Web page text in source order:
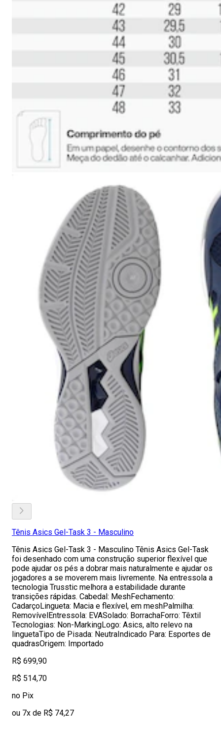
Tênis Asics Gel-Task 3 - Masculino
Tênis Asics Gel-Task 3 - Masculino Tênis Asics Gel-Task
foi desenhado com uma construção superior flexível que
pode ajudar os pés a dobrar mais naturalmente e ajudar os
jogadores a se moverem mais livremente. Na entressola a
tecnologia Trusstic melhora a estabilidade durante
transições rápidas. Cabedal: MeshFechamento:
CadarçoLingueta: Macia e flexível, em meshPalmilha:
RemovívelEntressola: EVASolado: BorrachaForro: Têxtil
Tecnologias: Non-MarkingLogo: Asics, alto relevo na
linguetaTipo de Pisada: NeutraIndicado Para: Esportes de
quadrasOrigem: Importado
R$ 699,90
R$ 514,70
no Pix
ou 7x de R$ 74,27